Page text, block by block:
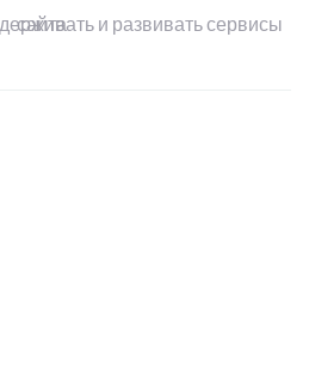
Реклама помогает поддерживать и развивать сервисы сайта